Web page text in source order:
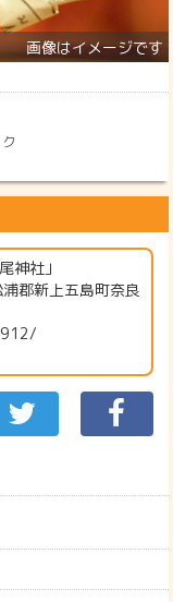
神社」
郡新上五島町奈良